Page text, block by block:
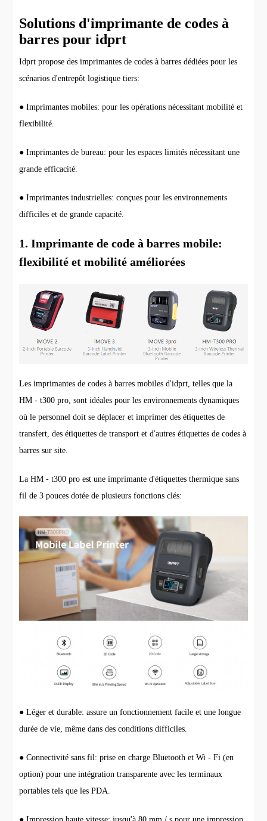
Solutions d'imprimante de codes à
barres pour idprt
Idprt propose des imprimantes de codes à barres dédiées pour les
scénarios d'entrepôt logistique tiers:
● Imprimantes mobiles: pour les opérations nécessitant mobilité et
flexibilité.
● Imprimantes de bureau: pour les espaces limités nécessitant une
grande efficacité.
● Imprimantes industrielles: conçues pour les environnements
difficiles et de grande capacité.
1. Imprimante de code à barres mobile:
flexibilité et mobilité améliorées
Les imprimantes de codes à barres mobiles d'idprt, telles que la
HM - t300 pro, sont idéales pour les environnements dynamiques
où le personnel doit se déplacer et imprimer des étiquettes de
transfert, des étiquettes de transport et d'autres étiquettes de codes à
barres sur site.
La HM - t300 pro est une imprimante d'étiquettes thermique sans
fil de 3 pouces dotée de plusieurs fonctions clés:
● Léger et durable: assure un fonctionnement facile et une longue
durée de vie, même dans des conditions difficiles.
● Connectivité sans fil: prise en charge Bluetooth et Wi - Fi (en
option) pour une intégration transparente avec les terminaux
portables tels que les PDA.